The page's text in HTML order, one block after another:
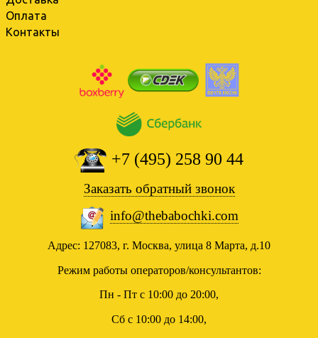
Оплата
Контакты
+7 (495) 258 90 44
Заказать обратный звонок
info@thebabochki.com
Адрес: 127083, г. Москва, улица 8 Марта, д.10
Режим работы операторов/консультантов:
Пн - Пт с 10:00 до 20:00,
Сб с 10:00 до 14:00,